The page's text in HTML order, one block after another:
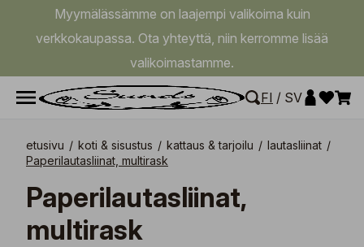
Myymälässämme on laajempi valikoima kuin
verkkokaupassa. Ota yhteyttä, niin kerromme lisää
valikoimastamme.
FI / SV
etusivu / koti & sisustus / kattaus & tarjoilu / lautasliinat /
Paperilautasliinat, multirask
Paperilautasliinat,
multirask